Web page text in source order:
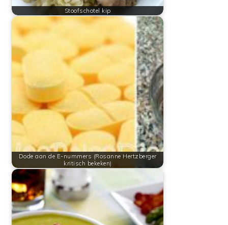
Stoofschotel kip
Dode aan de E-nummers (Rosanne Hertzberger
kritisch bekeken)